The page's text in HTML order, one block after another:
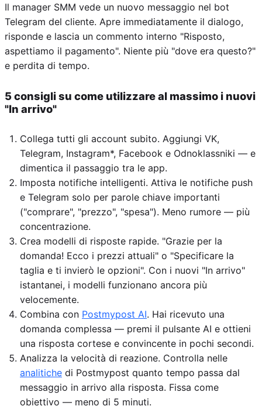
Il manager SMM vede un nuovo messaggio nel bot
Telegram del cliente. Apre immediatamente il dialogo,
risponde e lascia un commento interno "Risposto,
aspettiamo il pagamento". Niente più "dove era questo?"
e perdita di tempo.
5 consigli su come utilizzare al massimo i nuovi
"In arrivo"
Collega tutti gli account subito. Aggiungi VK,
Telegram, Instagram*, Facebook e Odnoklassniki — e
dimentica il passaggio tra le app.
Imposta notifiche intelligenti. Attiva le notifiche push
e Telegram solo per parole chiave importanti
("comprare", "prezzo", "spesa"). Meno rumore — più
concentrazione.
Crea modelli di risposte rapide. "Grazie per la
domanda! Ecco i prezzi attuali" o "Specificare la
taglia e ti invierò le opzioni". Con i nuovi "In arrivo"
istantanei, i modelli funzionano ancora più
velocemente.
Combina con Postmypost AI. Hai ricevuto una
domanda complessa — premi il pulsante AI e ottieni
una risposta cortese e convincente in pochi secondi.
Analizza la velocità di reazione. Controlla nelle
analitiche di Postmypost quanto tempo passa dal
messaggio in arrivo alla risposta. Fissa come
obiettivo — meno di 5 minuti.